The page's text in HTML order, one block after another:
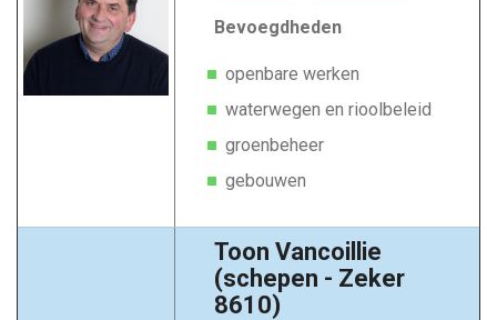
Bevoegdheden
openbare werken
waterwegen en rioolbeleid
groenbeheer
gebouwen
Toon Vancoillie
(schepen - Zeker
8610)